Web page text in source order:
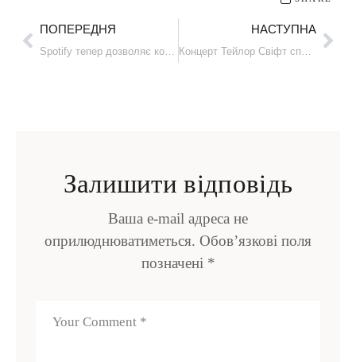
ПОПЕРЕДНЯ НАСТУПНА
Залишити відповідь
Ваша e-mail адреса не
оприлюднюватиметься. Обов’язкові поля
позначені *